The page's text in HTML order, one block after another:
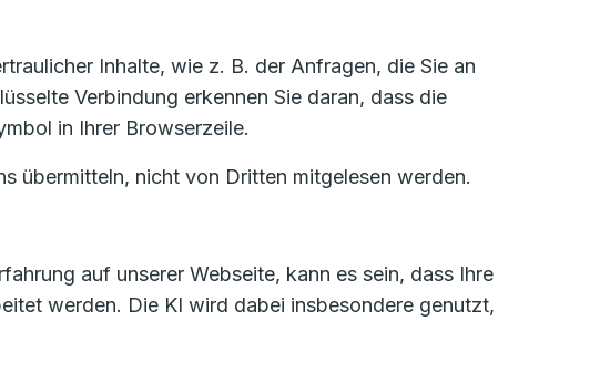
Inhalte, wie z. B. der Anfragen, die Sie an
Verbindung erkennen Sie daran, dass die
in Ihrer Browserzeile.
übermitteln, nicht von Dritten mitgelesen werden.
auf unserer Webseite, kann es sein, dass Ihre
werden. Die KI wird dabei insbesondere genutzt,